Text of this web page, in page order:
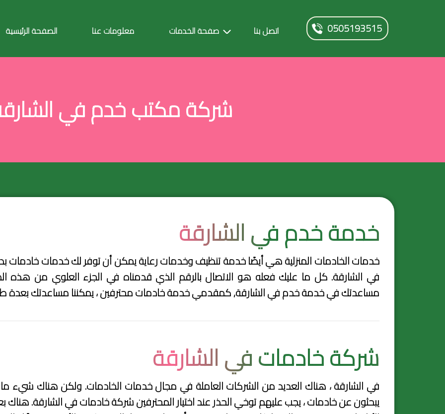
0505193515 الصفحة الرئيسية معلومات عنا صفحة الخدمات اتصل بنا
شركة مكتب خدم في
خدمة خدم في الشارقة
خدمات الخادمات المنزلية هي أيضًا خدمة تنظيف وخدمات رعاية يمكن أن توفر لك خدمات خادمات
في الشارقة. كل ما عليك فعله هو الاتصال بالرقم الذي قدمناه في الجزء العلوي من هذه
مساعدتك فيخدمة خدم في الشارقة, كمقدمي خدمة خادمات محترفين ، يمكننا مساعدتك بعدة
شركة خادمات في الشارقة
في الشارقة ، هناك العديد من الشركات العاملة في مجال خدمات الخادمات. ولكن هناك شيء
يبحثون عن خادمات ، يجب عليهم توخي الحذر عند اختيار المحترفين شركة خادمات في الشارقة. هناك